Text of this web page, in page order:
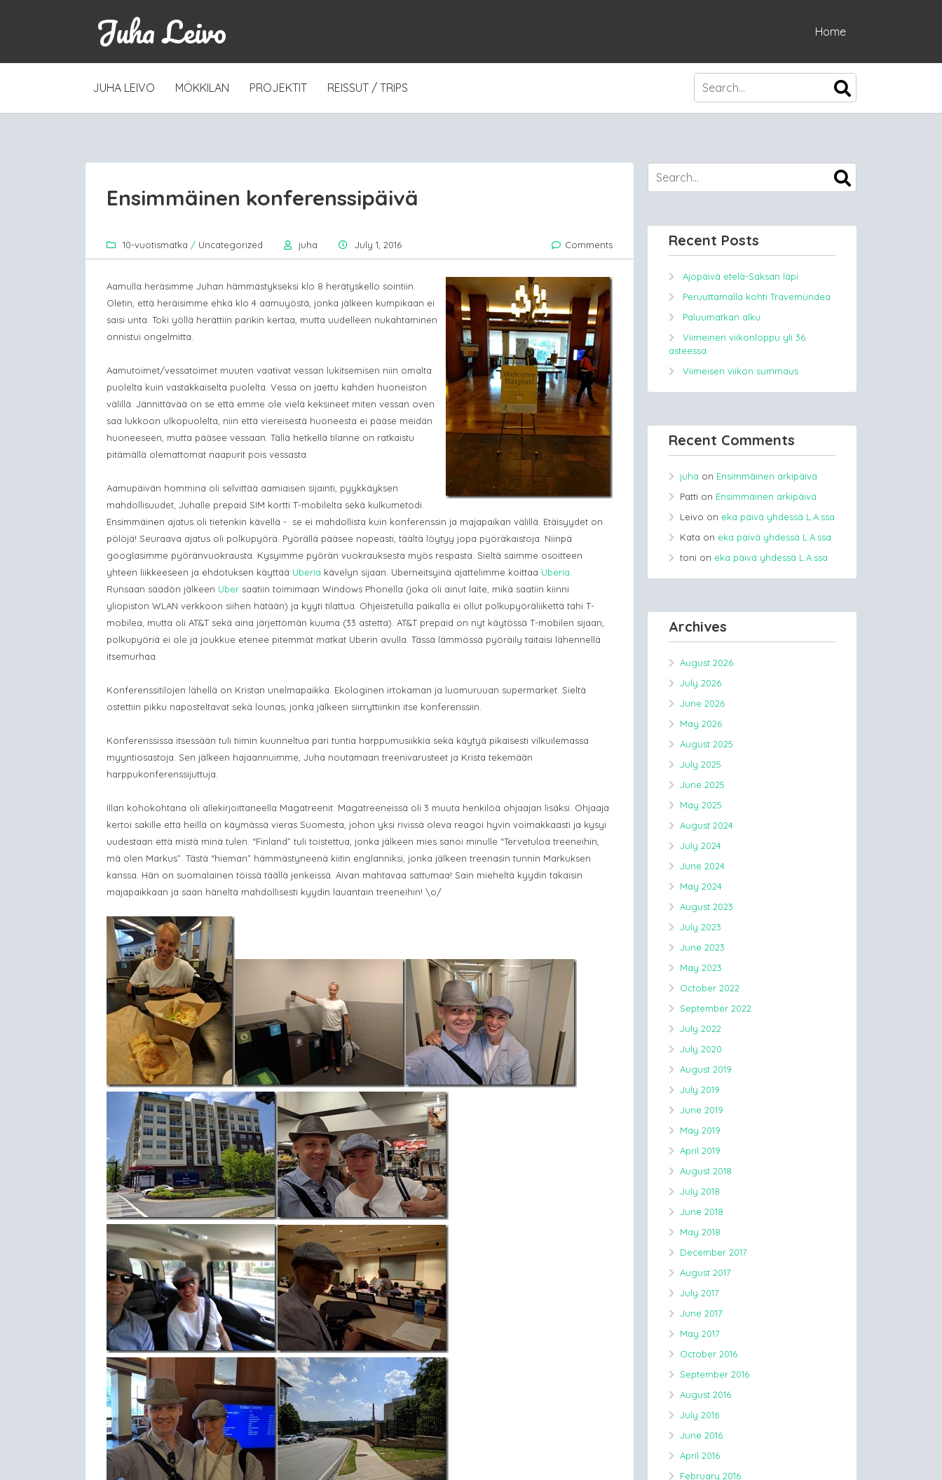
Juha Leivo Home
SKIP
JUHA LEIVO MÖKKILAN PROJEKTIT REISSUT / TRIPS
Ensimmäinen konferenssipäivä
10-vuotismatka / Uncategorized juha July 1, 2016 Comments
Aamulla heräsimme Juhan hämmästykseksi klo 8 herätyskello sointiin.
Oletin, että heräisimme ehkä klo 4 aamuyöstä, jonka jälkeen kumpikaan ei
saisi unta. Toki yöllä herättiin parikin kertaa, mutta uudelleen nukahtaminen
onnistui ongelmitta.
Aamutoimet/vessatoimet muuten vaativat vessan lukitsemisen niin omalta
puolelta kuin vastakkaiselta puolelta. Vessa on jaettu kahden huoneiston
välillä. Jännittävää on se että emme ole vielä keksineet miten vessan oven
saa lukkoon ulkopuolelta, niin että viereisestä huoneesta ei pääse meidän
huoneeseen, mutta pääsee vessaan. Tällä hetkellä tilanne on ratkaistu
pitämällä olemattomat naapurit pois vessasta.
Aamupäivän hommina oli selvittää aamiaisen sijainti, pyykkäyksen
mahdollisuudet, Juhalle prepaid SIM kortti T-mobilelta sekä kulkumetodi.
Ensimmäinen ajatus oli tietenkin kävellä - se ei mahdollista kuin konferenssin ja majapaikan välillä. Etäisyydet on
pölöjä! Seuraava ajatus oli polkupyörä. Pyörällä pääsee nopeasti, täältä löytyy jopa pyöräkaistoja. Niinpä
googlasimme pyöränvuokrausta. Kysyimme pyörän vuokrauksesta myös respasta. Sieltä saimme osoitteen
yhteen liikkeeseen ja ehdotuksen käyttää Uberia kävelyn sijaan. Uberneitsyinä ajattelimme koittaa Uberia
Runsaan säädön jälkeen Uber saatiin toimimaan Windows Phonella (joka oli ainut laite, mikä saatiin kiinni
yliopiston WLAN verkkoon siihen hätään) ja kyyti tilattua. Ohjeistetulla paikalla ei ollut polkupyöräliikettä tahi T-
mobilea, mutta oli AT&T sekä aina järjettömän kuuma (33 astetta). AT&T prepaid on nyt käytössä T-mobilen sijaan,
polkupyöriä ei ole ja joukkue etenee pitemmät matkat Uberin avulla. Tässä lämmössä pyöräily taitaisi lähennellä
itsemurhaa.
Konferenssitilojen lähellä on Kristan unelmapaikka. Ekologinen irtokaman ja luomuruuan supermarket. Sieltä
ostettiin pikku naposteltavat sekä lounas, jonka jälkeen siirryttiinkin itse konferenssiin.
Konferenssissa itsessään tuli tiimin kuunneltua pari tuntia harppumusiikkia sekä käytyä pikaisesti vilkuilemassa
myyntiosastoja. Sen jälkeen hajaannuimme, Juha noutamaan treenivarusteet ja Krista tekemään
harppukonferenssijuttuja.
Illan kohokohtana oli allekirjoittaneella Magatreenit. Magatreeneissä oli 3 muuta henkilöä ohjaajan lisäksi. Ohjaaja
kertoi sakille että heillä on käymässä vieras Suomesta, johon yksi rivissä oleva reagoi hyvin voimakkaasti ja kysyi
uudestaan että mistä minä tulen. “Finland” tuli toistettua, jonka jälkeen mies sanoi minulle “Tervetuloa treeneihin,
mä olen Markus”. Tästä “hieman” hämmästyneenä kiitin englanniksi, jonka jälkeen treenasin tunnin Markuksen
kanssa. Hän on suomalainen töissä täällä jenkeissä. Aivan mahtavaa sattumaa! Sain mieheltä kyydin takaisin
majapaikkaan ja saan häneltä mahdollisesti kyydin lauantain treeneihin! \o/
Recent Posts
Ajopäivä etelä-Saksan läpi
Peruuttamalla kohti Travemündea
Paluumatkan alku
Viimeinen viikonloppu yli 36
asteessa.
Viimeisen viikon summaus
Recent Comments
juha on Ensimmäinen arkipäivä
Patti on Ensimmäinen arkipäivä
Leivo on eka päivä yhdessä L.A.ssa
Kata on eka päivä yhdessä L.A.ssa
toni on eka päivä yhdessä L.A.ssa
Archives
August 2026
July 2026
June 2026
May 2026
August 2025
July 2025
June 2025
May 2025
August 2024
July 2024
June 2024
May 2024
August 2023
July 2023
June 2023
May 2023
October 2022
September 2022
July 2022
July 2020
August 2019
July 2019
June 2019
May 2019
April 2019
August 2018
July 2018
June 2018
May 2018
December 2017
August 2017
July 2017
June 2017
May 2017
October 2016
September 2016
August 2016
July 2016
June 2016
April 2016
February 2016